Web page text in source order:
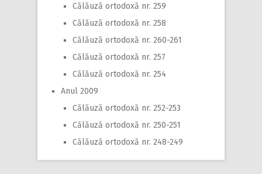
Călăuză ortodoxă nr. 259
Călăuză ortodoxă nr. 258
Călăuză ortodoxă nr. 260-261
Călăuză ortodoxă nr. 257
Călăuză ortodoxă nr. 254
Anul 2009
Călăuză ortodoxă nr. 252-253
Călăuză ortodoxă nr. 250-251
Călăuză ortodoxă nr. 248-249